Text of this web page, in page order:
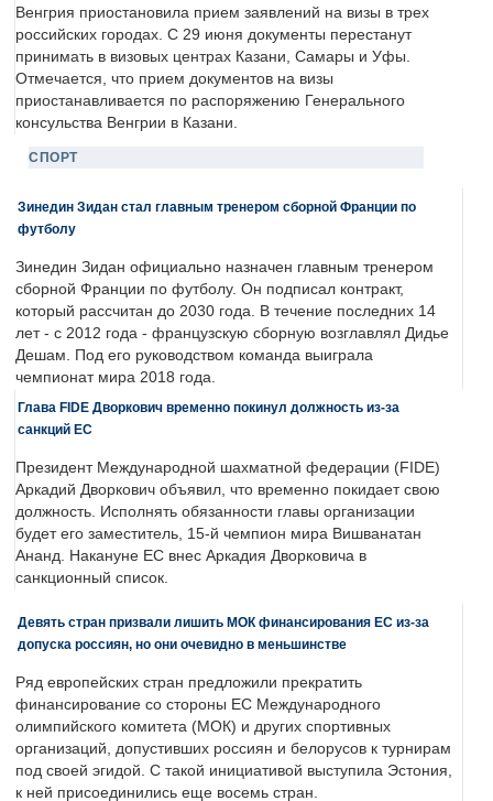
Венгрия приостановила прием заявлений на визы в трех
российских городах. С 29 июня документы перестанут
принимать в визовых центрах Казани, Самары и Уфы.
Отмечается, что прием документов на визы
приостанавливается по распоряжению Генерального
консульства Венгрии в Казани.
СПОРТ
Зинедин Зидан стал главным тренером сборной Франции по
футболу
Зинедин Зидан официально назначен главным тренером
сборной Франции по футболу. Он подписал контракт,
который рассчитан до 2030 года. В течение последних 14
лет - с 2012 года - французскую сборную возглавлял Дидье
Дешам. Под его руководством команда выиграла
чемпионат мира 2018 года.
Глава FIDE Дворкович временно покинул должность из-за
санкций ЕС
Президент Международной шахматной федерации (FIDE)
Аркадий Дворкович объявил, что временно покидает свою
должность. Исполнять обязанности главы организации
будет его заместитель, 15-й чемпион мира Вишванатан
Ананд. Накануне ЕС внес Аркадия Дворковича в
санкционный список.
Девять стран призвали лишить МОК финансирования ЕС из-за
допуска россиян, но они очевидно в меньшинстве
Ряд европейских стран предложили прекратить
финансирование со стороны ЕС Международного
олимпийского комитета (МОК) и других спортивных
организаций, допустивших россиян и белорусов к турнирам
под своей эгидой. С такой инициативой выступила Эстония,
к ней присоединились еще восемь стран.